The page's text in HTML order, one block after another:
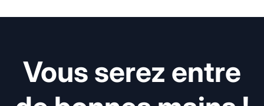
Vous serez entre